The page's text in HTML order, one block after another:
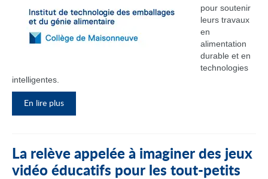
pour soutenir
leurs travaux
en
alimentation
durable et en
technologies
intelligentes.
En lire plus
La relève appelée à imaginer des jeux
vidéo éducatifs pour les tout-petits